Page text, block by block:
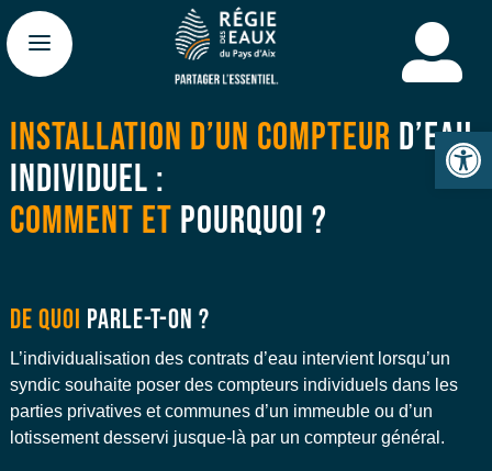

INSTALLATION D’UN COMPTEUR D’EAU
INDIVIDUEL :
COMMENT ET POURQUOI ?
DE QUOI PARLE-T-ON ?
L’individualisation des contrats d’eau intervient lorsqu’un
syndic souhaite poser des compteurs individuels dans les
parties privatives et communes d’un immeuble ou d’un
lotissement desservi jusque-là par un compteur général.